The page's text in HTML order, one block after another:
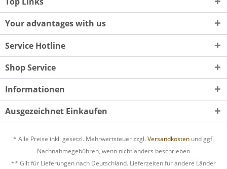
Your advantages with us
Service Hotline
Shop Service
Informationen
Ausgezeichnet Einkaufen
* Alle Preise inkl. gesetzl. Mehrwertsteuer zzgl. Versandkosten und ggf.
Nachnahmegebühren, wenn nicht anders beschrieben
** Gilt für Lieferungen nach Deutschland. Lieferzeiten für andere Länder